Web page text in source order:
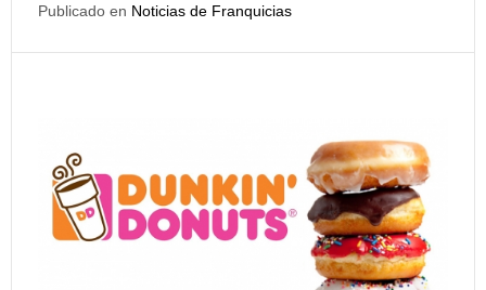
Publicado en Noticias de Franquicias